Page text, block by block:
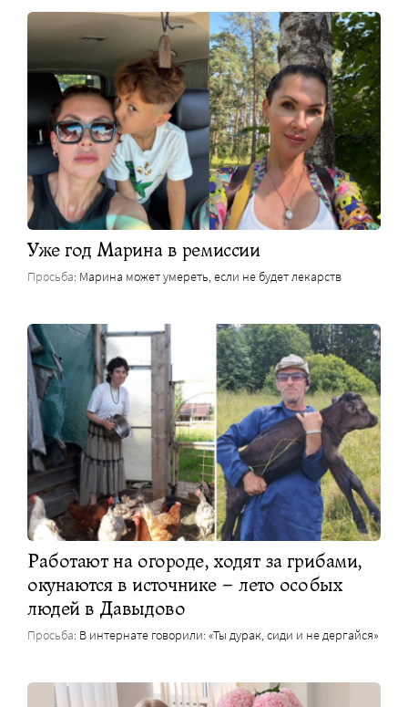
Уже год Марина в ремиссии
Просьба: Марина может умереть, если не будет лекарств
Работают на огороде, ходят за грибами,
окунаются в источнике – лето особых
людей в Давыдово
Просьба: В интернате говорили: «Ты дурак, сиди и не дергайся»